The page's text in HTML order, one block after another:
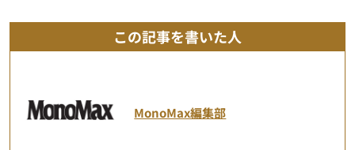
この記事を書いた人
MonoMax編集部